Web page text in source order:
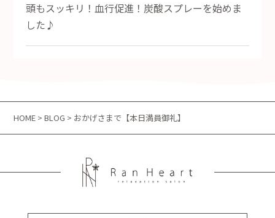
頭もスッキリ！血行促進！炭酸スプレーを始めま
した♪
HOME >BLOG > おかげさまで【本日満員御礼】